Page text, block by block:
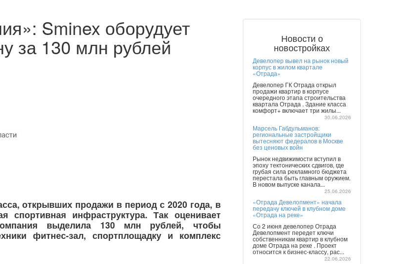
Sminex оборудует
за 130 млн рублей
открывших продажи в период с 2020 года, в
спортивная инфраструктура. Так оценивает
выделила 130 млн рублей, чтобы
фитнес-зал, спортплощадку и комплекс
Новости о
новостройках
Девелопер вывел на рынок новый
корпус в жилом квартале
«Отрада»
Девелопер ГК Отрада открыл
продажи квартир в корпусе
очередного этапа строительства
квартала Отрада . Здание класса
комфорт+ включает три жилы...
30.06.2026
Марсель Габдульманов:
региональные застройщики
вытесняют федералов в Москве
без ценовых войн
Рынок недвижимости вступил в
эпоху тектонических сдвигов, где
грубая сила рекламного бюджета
перестала быть главным оружием.
В новом выпуске канала...
25.06.2026
«Отрада Девелопмент» начала
передачу ключей в клубном доме
«Отрада на реке»
Со 2 июня девелопер Отрада
Девелопмент передет ключи
собственникам квартир в клубном
доме Отрада на реке . Проект
относится к бизнес-классу, рас...
22.06.2026